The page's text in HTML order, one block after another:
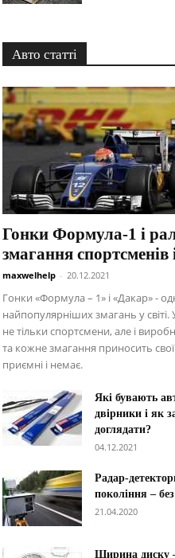
Авто статті
Гонки Формула-1 і
змагання
maxwelhelp - 20.12.2021
Гонки «Формула – 1» і «Дакар» -
найпопулярніших змагань у
не тільки спортсмени, але і
та кожне змагання приносить
приємні і немає.
Які бувають
двірники і як
доглядати?
04.12.2021
Радар-
покоління –
21.04.2020
Ширина диску